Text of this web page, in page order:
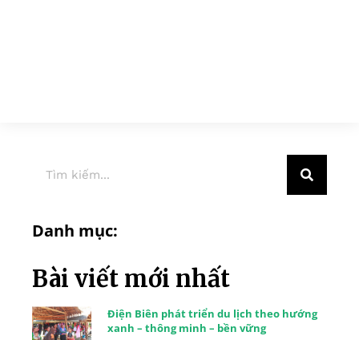
Danh mục:
Bài viết mới nhất
Điện Biên phát triển du lịch theo hướng
xanh – thông minh – bền vững